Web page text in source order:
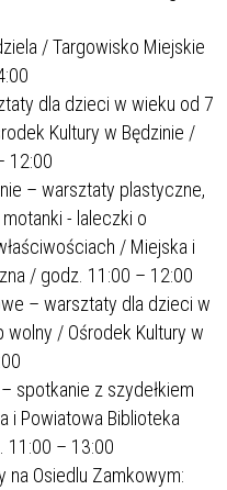
/ Targowisko Miejskie
dla dzieci w wieku od 7
Kultury w Będzinie /
12:00
– warsztaty plastyczne,
- laleczki o
/ Miejska i
/ godz. 11:00 – 12:00
– warsztaty dla dzieci w
/ Ośrodek Kultury w
spotkanie z szydełkiem
i Powiatowa Biblioteka
11:00 – 13:00
na Osiedlu Zamkowym: